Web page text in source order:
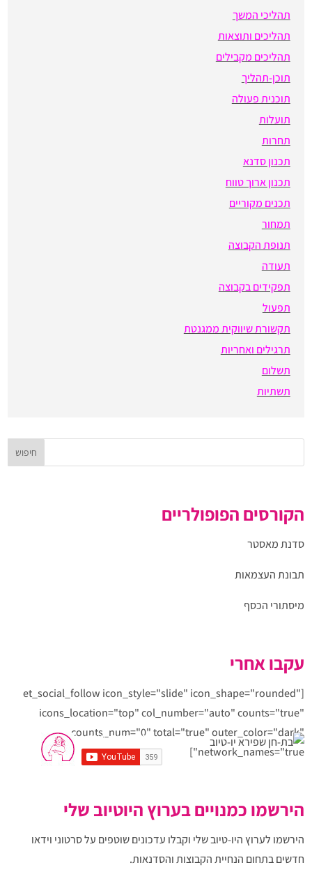
תהליכי המשך
תהליכים ותוצאות
תהליכים מקבילים
תוכן-תהליך
תוכנית פעולה
תועלות
תחרות
תכנון סדנא
תכנון ארוך טווח
תכנים מקוריים
תמחור
תנופת הקבוצה
תעודה
תפקידים בקבוצה
תפעול
תקשורת שיווקית ממגנטת
תרגילים ואחריות
תשלום
תשתיות
הקורסים הפופולריים
סדנת מאסטר
תבונת העצמאות
מיסתורי הכסף
עקבו אחרי
[et_social_follow icon_style="slide" icon_shape="rounded"
icons_location="top" col_number="auto" counts="true"
counts_num="0" total="true" outer_color="dark"
network_names="true"]
הירשמו כמנויים בערוץ היוטיוב שלי
הירשמו לערוץ היו-טיוב שלי וקבלו עדכונים שוטפים על סרטוני וידאו
חדשים בתחום הנחיית הקבוצות והסדנאות.